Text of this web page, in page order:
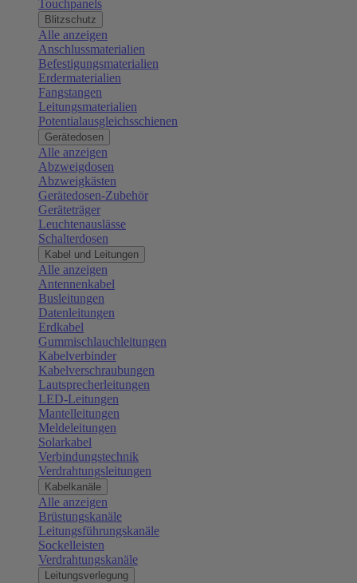
Touchpanels
Blitzschutz
Alle anzeigen
Anschlussmaterialien
Befestigungsmaterialien
Erdermaterialien
Fangstangen
Leitungsmaterialien
Potentialausgleichsschienen
Gerätedosen
Alle anzeigen
Abzweigdosen
Abzweigkästen
Gerätedosen-Zubehör
Geräteträger
Leuchtenauslässe
Schalterdosen
Kabel und Leitungen
Alle anzeigen
Antennenkabel
Busleitungen
Datenleitungen
Erdkabel
Gummischlauchleitungen
Kabelverbinder
Kabelverschraubungen
Lautsprecherleitungen
LED-Leitungen
Mantelleitungen
Meldeleitungen
Solarkabel
Verbindungstechnik
Verdrahtungsleitungen
Kabelkanäle
Alle anzeigen
Brüstungskanäle
Leitungsführungskanäle
Sockelleisten
Verdrahtungskanäle
Leitungsverlegung